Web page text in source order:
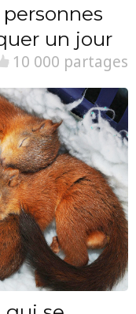
un jour
10 000 partages